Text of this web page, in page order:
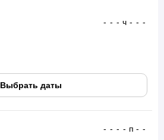
- - - ч - - -
Выбрать даты
- - - - п - -